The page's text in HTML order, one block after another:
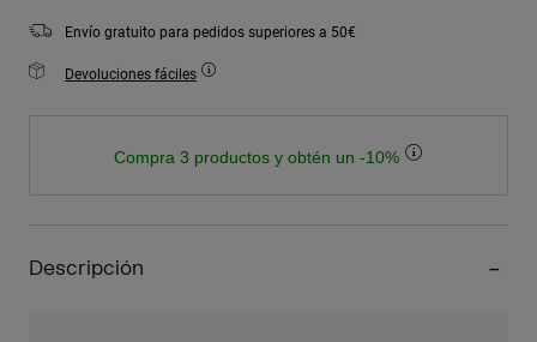
Envío gratuito para pedidos superiores a 50€
Devoluciones fáciles
Compra 3 productos y obtén un -10%
Descripción